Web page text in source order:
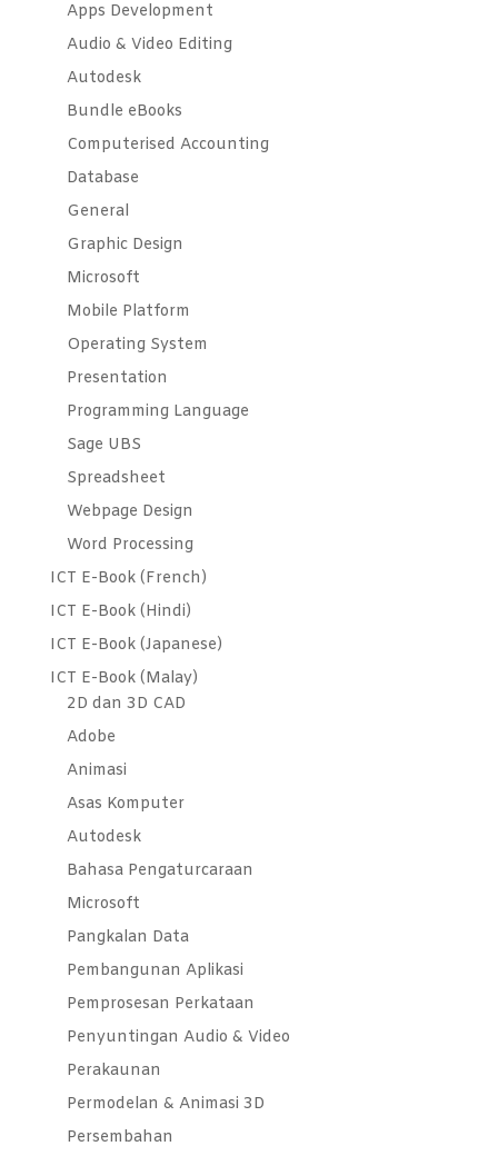
Apps Development
Audio & Video Editing
Autodesk
Bundle eBooks
Computerised Accounting
Database
General
Graphic Design
Microsoft
Mobile Platform
Operating System
Presentation
Programming Language
Sage UBS
Spreadsheet
Webpage Design
Word Processing
ICT E-Book (French)
ICT E-Book (Hindi)
ICT E-Book (Japanese)
ICT E-Book (Malay)
2D dan 3D CAD
Adobe
Animasi
Asas Komputer
Autodesk
Bahasa Pengaturcaraan
Microsoft
Pangkalan Data
Pembangunan Aplikasi
Pemprosesan Perkataan
Penyuntingan Audio & Video
Perakaunan
Permodelan & Animasi 3D
Persembahan